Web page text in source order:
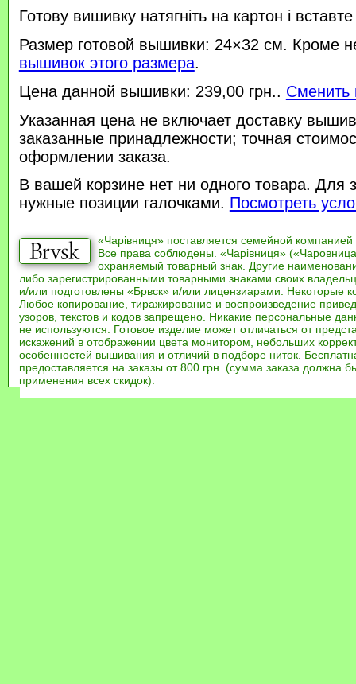
Готову вишивку натягніть на картон і
Размер готовой вышивки: 24×32 см. Кроме
вышивок этого размера.
Цена данной вышивки: 239,00 грн.. Сменить
Указанная цена не включает доставку
заказанные принадлежности; точная
оформлении заказа.
В вашей корзине нет ни одного товара. Для
нужные позиции галочками. Посмотреть
«Чарівниця» поставляется семейной компанией
Все права соблюдены. «Чарівниця»
охраняемый товарный знак. Другие
либо зарегистрированными товарными знаками своих
и/или подготовлены «Брвск» и/или лицензиарами. Некоторые
Любое копирование, тиражирование и воспроизведение
узоров, текстов и кодов запрещено. Никакие персональные
не используются. Готовое изделие может отличаться от
искажений в отображении цвета монитором, небольших
особенностей вышивания и отличий в подборе ниток.
предоставляется на заказы от 800 грн. (сумма заказа должна
применения всех скидок).